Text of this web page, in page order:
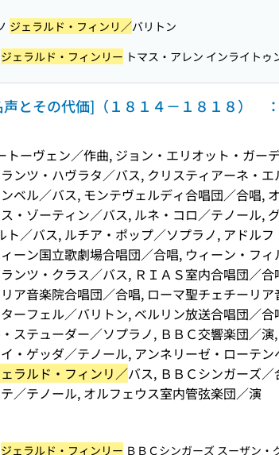
ジェラルド・フィンリ／バリトン
ジェラルド・フィンリー トマス・アレン インライト
とその代価]（１８１４－１８１８）
トーヴェン／作曲, ジョン・エリオット・ガ
ンツ・ハヴラタ／バス, クリスティアーネ・
ベル／バス, モンテヴェルディ合唱団／合唱,
・ゾーティン／バス, ルネ・コロ／テノール,
／バス, ルチア・ポップ／ソプラノ, アドル
ーン国立歌劇場合唱団／合唱, ウィーン・フ
ンツ・クラス／バス, ＲＩＡＳ室内合唱団／
ア音楽院合唱団／合唱, ローマ聖チェチーリ
ーフェル／バリトン, ベルリン放送合唱団／
ステューダー／ソプラノ, ＢＢＣ交響楽団／
・ゲッダ／テノール, アンネリーゼ・ローテ
ラルド・フィンリ／バス, ＢＢＣシンガーズ
／テノール, オルフェウス室内管弦楽団／演
ジェラルド・フィンリー ＢＢＣシンガーズ スーザン